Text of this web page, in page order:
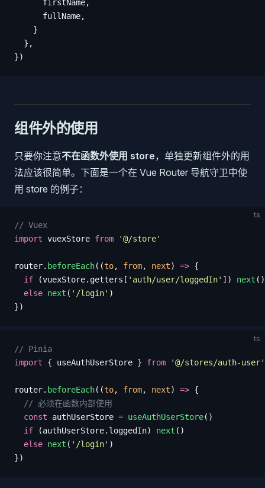
      firstName
,
      fullName
,
    }
  },
})
组件外的使用
只要你注意不在函数外使用 store，单独更新组件外的用
法应该很简单。下面是一个在 Vue Router 导航守卫中使
用 store 的例子：
ts
// Vuex
import vuexStore from '@/store'
router. beforeEach((to, from, next) => {
  if
(vuexStore. getters [ ' auth/user/loggedIn' ]) next ()
  else
next ( ' /login' )
})
ts
// Pinia
import { useAuthUserStore } from '@/stores/auth-user'
router. beforeEach((to, from, next) => {
  // 必须在函数内部使用
  const
authUserStore = useAuthUserStore()
  if
(authUserStore. loggedIn) next ()
  else
next ( ' /login' )
})